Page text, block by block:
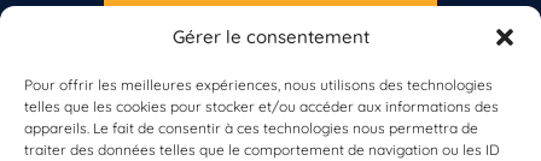
Gérer le consentement
Pour offrir les meilleures expériences, nous utilisons des technologies
telles que les cookies pour stocker et/ou accéder aux informations des
appareils. Le fait de consentir à ces technologies nous permettra de
traiter des données telles que le comportement de navigation ou les ID
S'INSCRIRE À LA NEWSLETTER